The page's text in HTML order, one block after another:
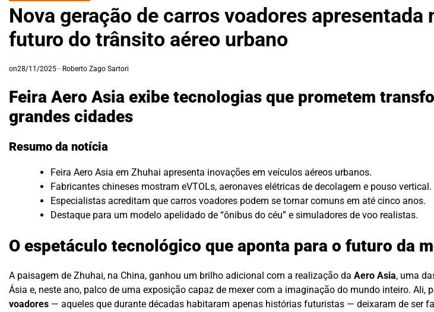
Nova geração de carros voadores apresentada
futuro do trânsito aéreo urbano
on28/11/2025 Roberto Zago Sartori
Feira Aero Asia exibe tecnologias que prometem
grandes cidades
Resumo da notícia
Feira Aero Asia em Zhuhai apresenta inovações em veículos aéreos urbanos.
Fabricantes chineses mostram eVTOLs, aeronaves elétricas de decolagem e pouso vertical.
Especialistas acreditam que carros voadores podem se tornar comuns em até cinco anos.
Destaque para um modelo apelidado de “ônibus do céu” e simuladores de voo realistas.
O espetáculo tecnológico que aponta para o futuro da
A paisagem de Zhuhai, na China, ganhou um brilho adicional com a realização da Aero Asia, uma
Ásia e, neste ano, palco de uma exposição capaz de mexer com a imaginação do mundo inteiro. Ali,
voadores — aqueles que durante décadas habitaram apenas histórias futuristas — deixaram de ser